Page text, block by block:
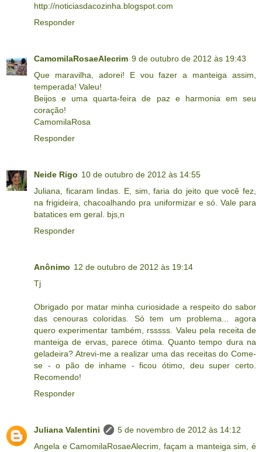
http://noticiasdacozinha.blogspot.com
Responder
CamomilaRosaeAlecrim 9 de outubro de 2012 às 19:43
Que maravilha, adorei! E vou fazer a manteiga assim,
temperada! Valeu!
Beijos e uma quarta-feira de paz e harmonia em seu
coração!
CamomilaRosa
Responder
Neide Rigo 10 de outubro de 2012 às 14:55
Juliana, ficaram lindas. E, sim, faria do jeito que você fez,
na frigideira, chacoalhando pra uniformizar e só. Vale para
batatices em geral. bjs,n
Responder
Anônimo 12 de outubro de 2012 às 19:14
Tj
Obrigado por matar minha curiosidade a respeito do sabor
das cenouras coloridas. Só tem um problema... agora
quero experimentar também, rsssss. Valeu pela receita de
manteiga de ervas, parece ótima. Quanto tempo dura na
geladeira? Atrevi-me a realizar uma das receitas do Come-
se - o pão de inhame - ficou ótimo, deu super certo.
Recomendo!
Responder
Juliana Valentini
5 de novembro de 2012 às 14:12
Angela e CamomilaRosaeAlecrim, façam a manteiga sim, é